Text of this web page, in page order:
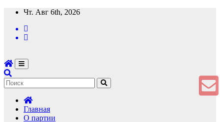
Перейти
содержимому
Чт. Авг 6th, 2026
Главная
О партии